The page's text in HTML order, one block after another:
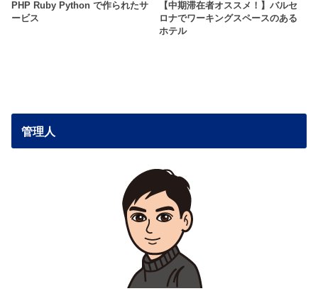
PHP Ruby Python で作られたサ
ービス
【中期滞在者オススメ！】バルセ
ロナでワーキングスペースのある
ホテル
管理人